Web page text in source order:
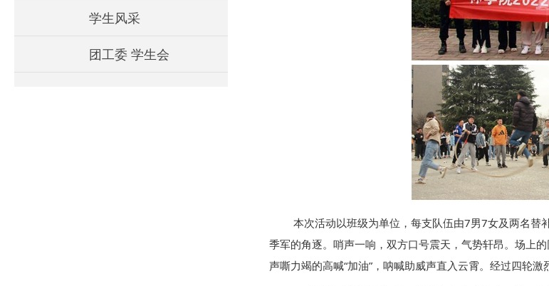
学生风采
团工委 学生会
本次活动以班级为单位，每支队伍由7男7女及两名替
季军的角逐。哨声一响，双方口号震天，气势轩昂。场上
声嘶力竭的高喊“加油”，呐喊助威声直入云霄。经过四轮激